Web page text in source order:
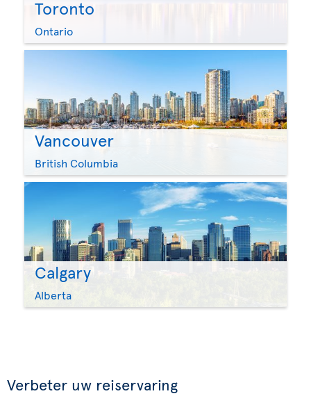
Toronto
Ontario
Vancouver
British Columbia
Calgary
Alberta
Verbeter uw reiservaring